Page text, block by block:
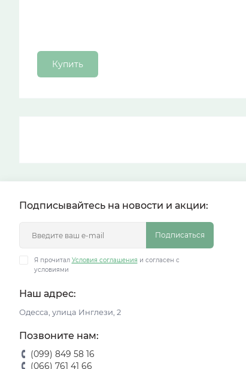
Купить
Подписывайтесь на новости и акции:
Подписаться
Я прочитал Условия соглашения и согласен с
условиями
Наш адрес:
Одесса, улица Инглези, 2
Позвоните нам:
(099) 849 58 16
(066) 761 41 66